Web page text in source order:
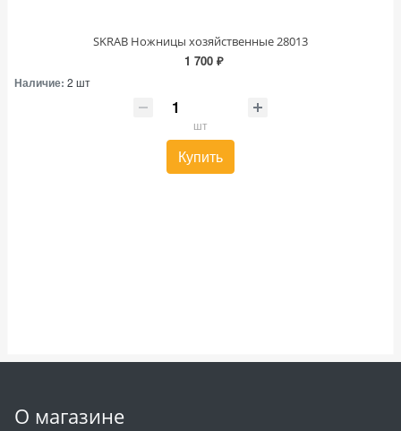
SKRAB Ножницы хозяйственные 28013
1 700 ₽
Наличие: 2 шт
шт
Купить
О магазине